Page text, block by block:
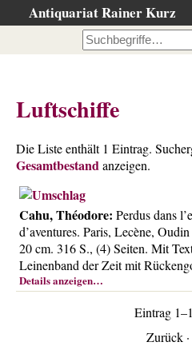
Antiquariat Rainer Kurz
…nach Beschreibung
…nach Kategorie
…nach Schlagwort
…nach Person
Neuzugänge
…der letzten Wochen
…der letzten Tage
Suchergebnisse
Luftschiffe
Die Liste enthält 1 Eintrag.
Gesamtbestandanzeigen.
Cahu, Théodore: Perdus dans
d’aventures. Paris, Lecène,
20 cm. 316 S., (4) Seiten. Mit
Leinenband der Zeit mit
Details anzeigen…
Eintrag
Zurück ·